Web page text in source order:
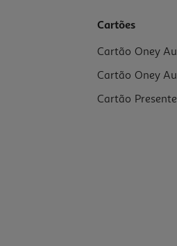
Cartões
Cartão Oney
Cartão Oney
Cartão